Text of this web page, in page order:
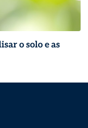
o solo e as